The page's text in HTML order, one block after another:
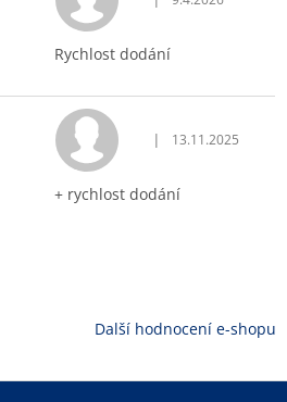
je 5 z 5 hvězdiček.
Hodnocení
Rychlost dodání
je 5 z 5 hvězdiček.Hodnocení
| 13.11.2025
+ rychlost dodání
Další hodnocení e-shopu